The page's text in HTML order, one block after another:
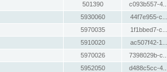
501390 c093b557-4...
5930060 44f7e955-c...
5970035 1f1bbed7-c...
5910020 ac507f42-1...
5970026 7398029b-c...
5952050 d488c5cc-4...